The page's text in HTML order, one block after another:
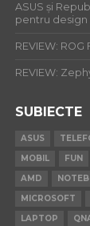
ASUS și
pentru design
REVIEW:
REVIEW:
SUBIECTE
ASUS
MOBIL
FUN
AMD
MICROSOFT
LAPTOP